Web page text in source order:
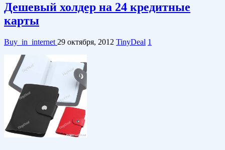
Дешевый холдер на 24 кредитные
карты
Buy_in_internet 29 октября, 2012 TinyDeal 1